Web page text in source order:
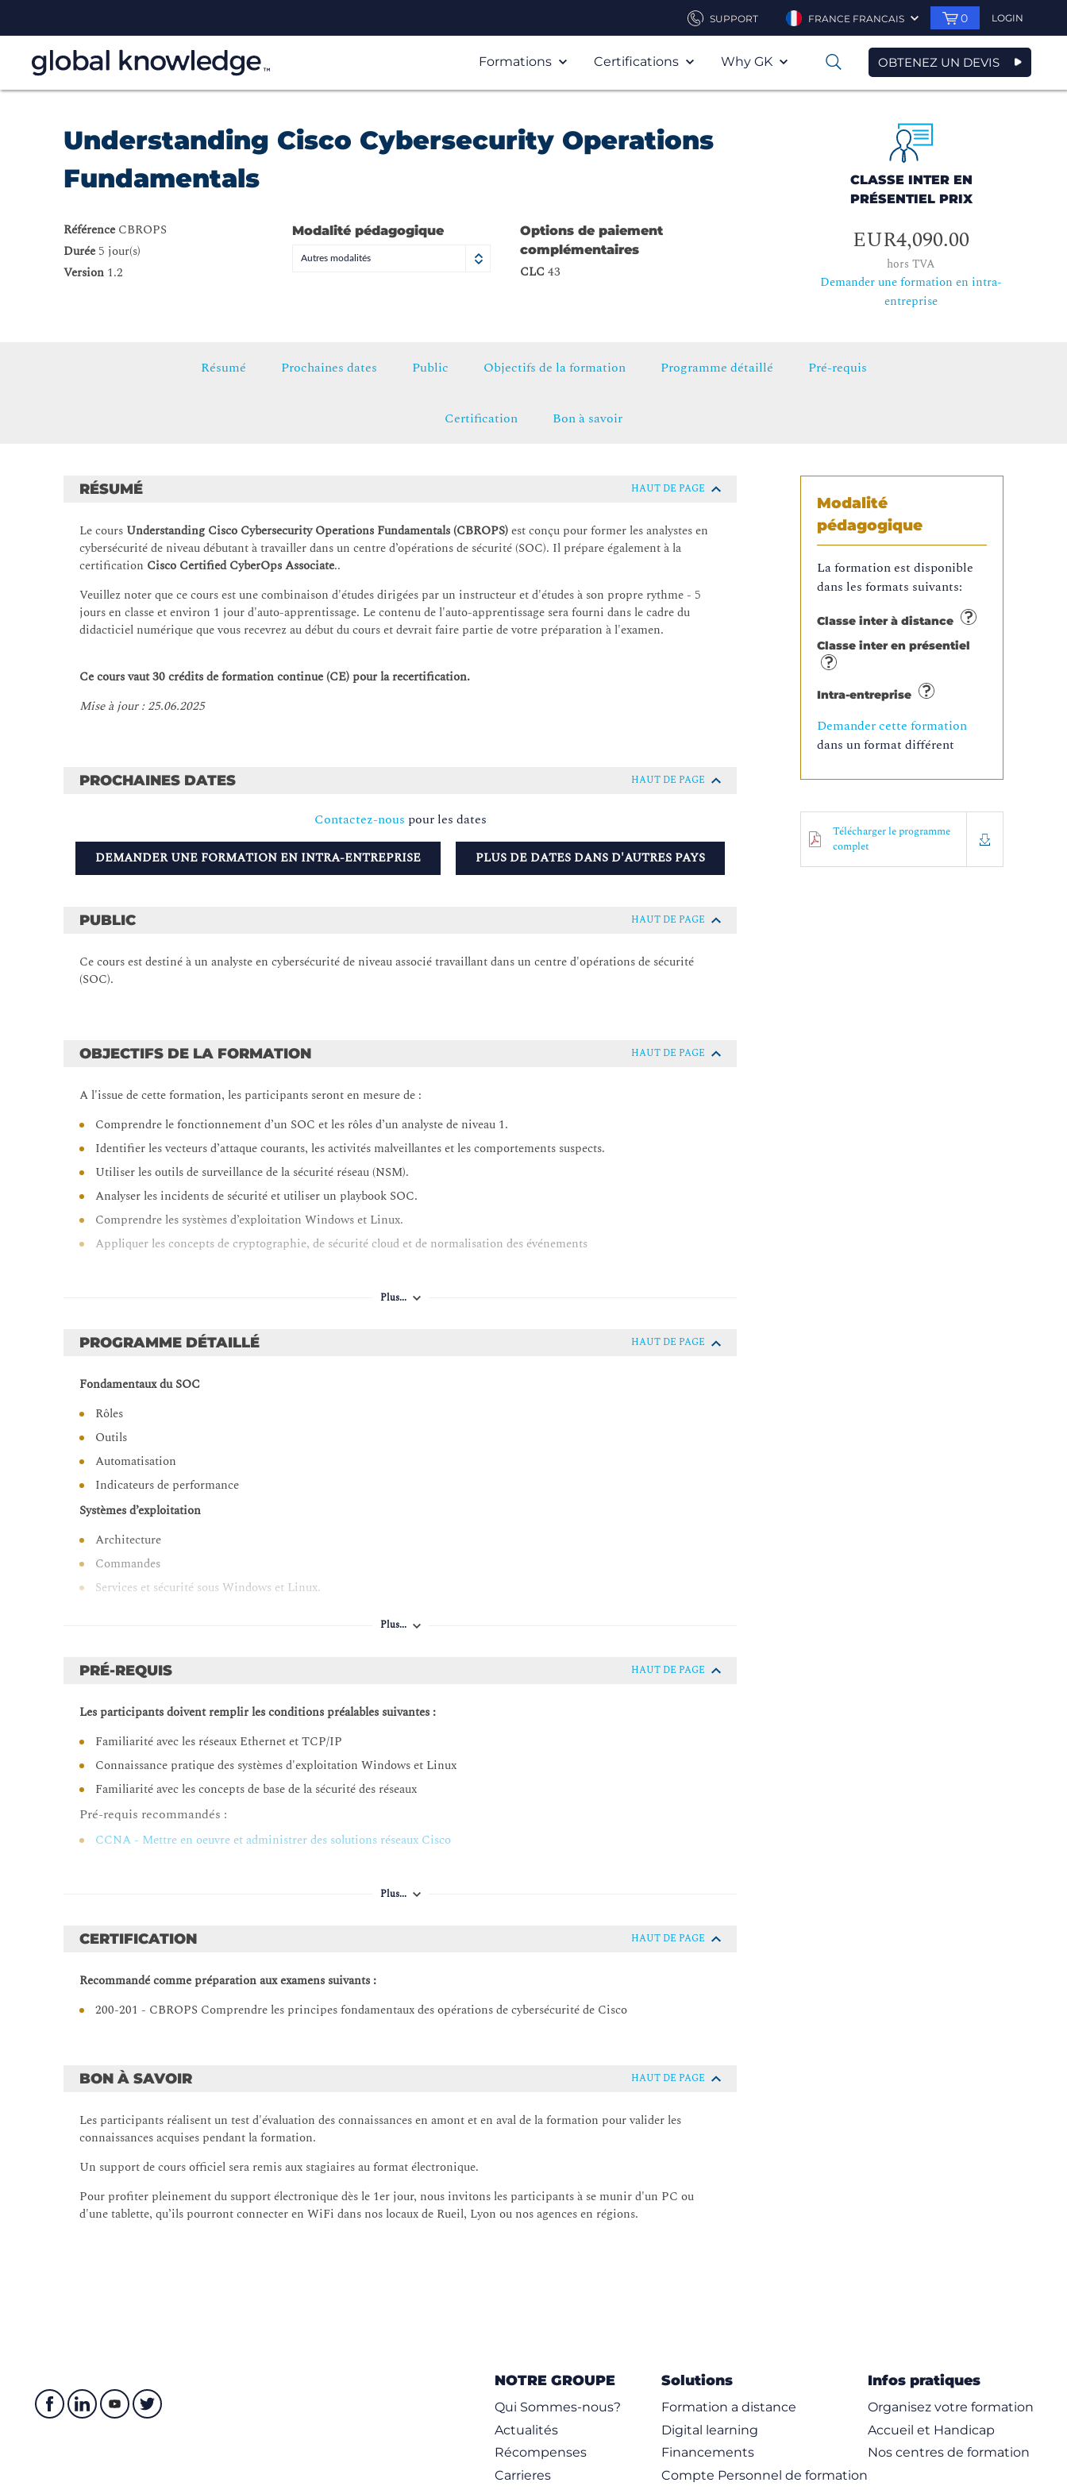
SUPPORT FRANCE FRANCAIS 0 LOGIN
Formations Certifications Why GK 0 OBTENEZ UN DEVIS
Understanding Cisco Cybersecurity Operations
Fundamentals
Référence CBROPS
Durée 5 jour(s)
Version 1.2
Modalité pédagogique
Autres modalités
Options de paiement
complémentaires
CLC 43
CLASSE INTER EN
PRÉSENTIEL PRIX
EUR4,090.00
hors TVA
Demander une formation en intra-
entreprise
Résumé Prochaines dates Public Objectifs de la formation Programme détaillé Pré-requis
Certification Bon à savoir
Modalité
pédagogique
La formation est disponible
dans les formats suivants:
Classe inter à distance
Classe inter en présentiel
Intra-entreprise
Demander cette formation
dans un format différent
Télécharger le programme
complet
RÉSUMÉ HAUT DE PAGE
Le cours Understanding Cisco Cybersecurity Operations Fundamentals (CBROPS)est conçu pour former les analystes en
cybersécurité de niveau débutant à travailler dans un centre d’opérations de sécurité (SOC). Il prépare également à la
certification Cisco Certified CyberOps Associate..
Veuillez noter que ce cours est une combinaison d'études dirigées par un instructeur et d'études à son propre rythme - 5
jours en classe et environ 1 jour d'auto-apprentissage. Le contenu de l'auto-apprentissage sera fourni dans le cadre du
didacticiel numérique que vous recevrez au début du cours et devrait faire partie de votre préparation à l'examen.
Ce cours vaut 30 crédits de formation continue (CE) pour la recertification.
Mise à jour : 25.06.2025
PROCHAINES DATES HAUT DE PAGE
Contactez-nous pour les dates
DEMANDER UNE FORMATION EN INTRA-ENTREPRISE PLUS DE DATES DANS D'AUTRES PAYS
PUBLIC HAUT DE PAGE
Ce cours est destiné à un analyste en cybersécurité de niveau associé travaillant dans un centre d'opérations de sécurité
(SOC).
OBJECTIFS DE LA FORMATION HAUT DE PAGE
A l'issue de cette formation, les participants seront en mesure de :
Comprendre le fonctionnement d’un SOC et les rôles d’un analyste de niveau 1.
Identifier les vecteurs d’attaque courants, les activités malveillantes et les comportements suspects.
Utiliser les outils de surveillance de la sécurité réseau (NSM).
Analyser les incidents de sécurité et utiliser un playbook SOC.
Comprendre les systèmes d’exploitation Windows et Linux.
Appliquer les concepts de cryptographie, de sécurité cloud et de normalisation des événements
Plus...
PROGRAMME DÉTAILLÉ HAUT DE PAGE
Fondamentaux du SOC
Rôles
Outils
Automatisation
Indicateurs de performance
Systèmes d’exploitation
Architecture
Commandes
Services et sécurité sous Windows et Linux.
Pare-feu
Détection comportementale.
Attaques TCP/IP
Spoofing
DoS/DDoS
Attaques ARP
Vulnérabilités ICMP/TCP/UDP.
Intégrité des données.
Analyse d’incidents
Modèles de diamant
Chasse aux menaces.
Corrélation et normalisation des événements
Collecte et analyse de journaux
Plus...
PRÉ-REQUIS HAUT DE PAGE
Les participants doivent remplir les conditions préalables suivantes :
Familiarité avec les réseaux Ethernet et TCP/IP
Connaissance pratique des systèmes d'exploitation Windows et Linux
Familiarité avec les concepts de base de la sécurité des réseaux
Pré-requis recommandés :
CCNA - Mettre en oeuvre et administrer des solutions réseaux Cisco
Plus...
CERTIFICATION HAUT DE PAGE
Recommandé comme préparation aux examens suivants :
200-201 - CBROPS Comprendre les principes fondamentaux des opérations de cybersécurité de Cisco
BON À SAVOIR HAUT DE PAGE
Les participants réalisent un test d'évaluation des connaissances en amont et en aval de la formation pour valider les
connaissances acquises pendant la formation.
Un support de cours officiel sera remis aux stagiaires au format électronique.
Pour profiter pleinement du support électronique dès le 1er jour, nous invitons les participants à se munir d'un PC ou
d'une tablette, qu’ils pourront connecter en WiFi dans nos locaux de Rueil, Lyon ou nos agences en régions.
NOTRE GROUPE
Qui Sommes-nous?
Actualités
Récompenses
Carrieres
Solutions
Formation a distance
Digital learning
Financements
Compte Personnel de formation
Infos pratiques
Organisez votre formation
Accueil et Handicap
Nos centres de formation